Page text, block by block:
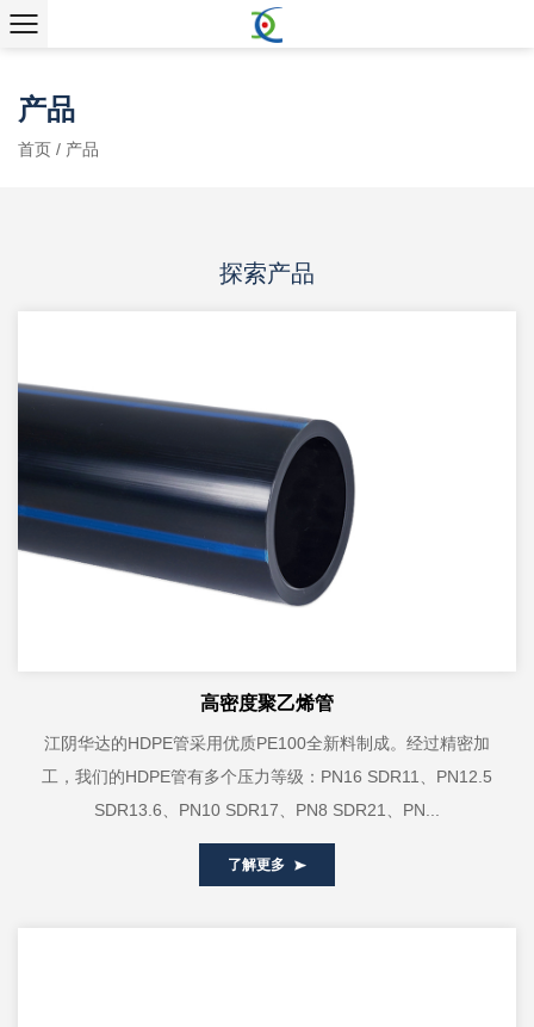
产品
首页 / 产品
探索产品
高密度聚乙烯管
江阴华达的HDPE管采用优质PE100全新料制成。经过精密加
工，我们的HDPE管有多个压力等级：PN16 SDR11、PN12.5
SDR13.6、PN10 SDR17、PN8 SDR21、PN...
了解更多